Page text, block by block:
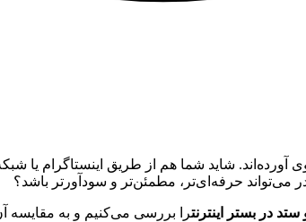
آورده‌اند. شاید شما هم از طریق اینستاگرام یا
می‌تواند حرفه‌ای‌تر، مطمئن‌تر و سودآورتر باشد؟
در بستر اینترنترا بررسی می‌کنیم و به مقایسه